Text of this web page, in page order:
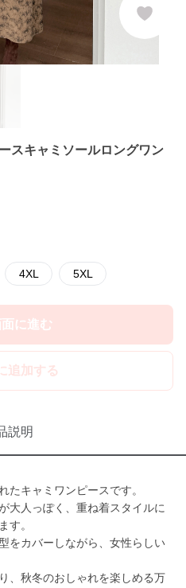
スキャミソールロングワン
4XL 5XL
面に進む
追加する
説明
たキャミワンピースです。
大人っぽく、重ね着スタイルに
す。
をカバーしながら、女性らしい
、秋冬のおしゃれを楽しめる万